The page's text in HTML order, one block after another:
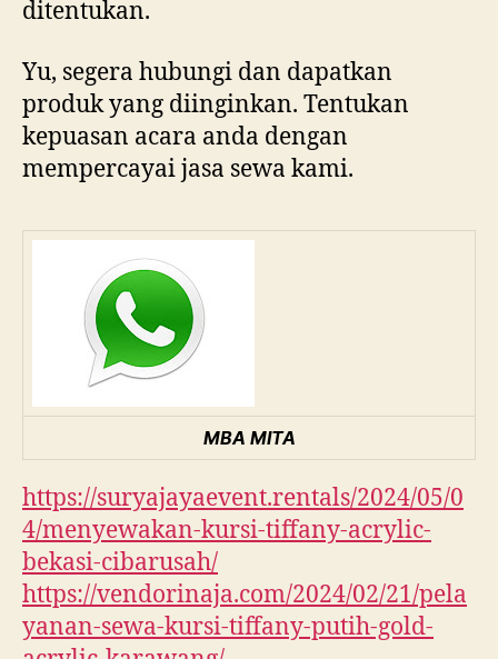
ditentukan.
Yu, segera hubungi dan dapatkan
produk yang diinginkan. Tentukan
kepuasan acara anda dengan
mempercayai jasa sewa kami.
MBA MITA
https://suryajayaevent.rentals/2024/05/0
4/menyewakan-kursi-tiffany-acrylic-
bekasi-cibarusah/
https://vendorinaja.com/2024/02/21/pela
yanan-sewa-kursi-tiffany-putih-gold-